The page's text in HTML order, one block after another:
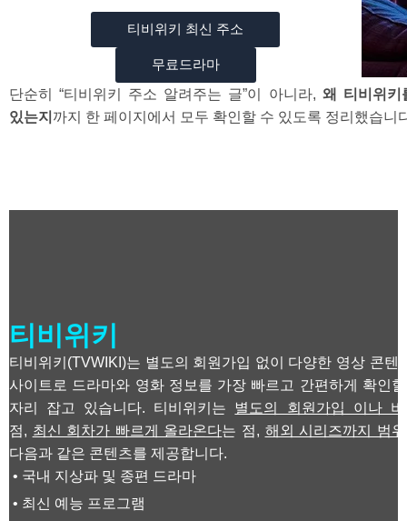
티비위키 최신 주소
무료드라마
단순히 “티비위키 주소 알려주는 글”이 아니라, 왜 티비위
있는지 까지 한 페이지에서 모두 확인할 수 있도록 정리했습니
티비위키
티비위키(TVWIKI)는 별도의 회원가입 없이 다양한 영상 콘텐
사이트로 드라마와 영화 정보를 가장 빠르고 간편하게 확인
자리 잡고 있습니다. 티비위키는 별도의 회원가입 이나
점, 최신 회차가 빠르게 올라온다는 점, 해외 시리즈까지 범
다음과 같은 콘텐츠를 제공합니다.
• 국내 지상파 및 종편 드라마
• 최신 예능 프로그램